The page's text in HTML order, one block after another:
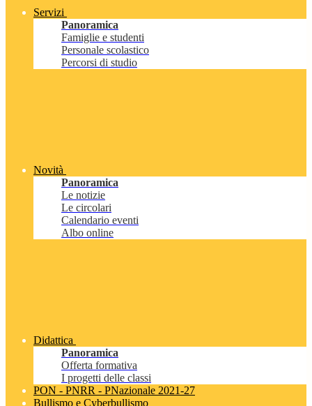
Servizi
Panoramica
Famiglie e studenti
Personale scolastico
Percorsi di studio
Novità
Panoramica
Le notizie
Le circolari
Calendario eventi
Albo online
Didattica
Panoramica
Offerta formativa
I progetti delle classi
PON - PNRR - PNazionale 2021-27
Bullismo e Cyberbullismo